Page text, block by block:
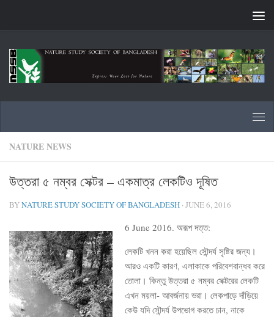
NATURE NEWS
উত্তরা ৫ নম্বর সেক্টর – একমাত্র লেকটিও দূষিত
BYNATURE STUDY SOCIETY OF BANGLADESH · JUNE 6, 2016
6 June 2016. অরূপ দত্ত:
লেকটি খনন করা হয়েছিল সৌন্দর্য সৃষ্টির জন্য।
আরও একটি কারণ, এলাকাকে পরিবেশবান্ধব করে
তোলা। কিন্তু উত্তরা ৫ নম্বর সেক্টরের লেকটি
এখন ময়লা- আবর্জনায় ভরা। লেকপাড়ে দাঁড়িয়ে
কেউ যদি সৌন্দর্য উপভোগ করতে চান, নাকে